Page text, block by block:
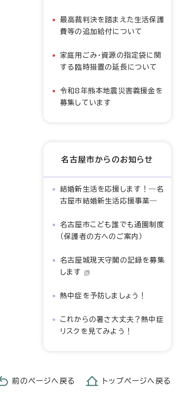
最高裁判決を踏まえた生活保護
費等の追加給付について
家庭用ごみ・資源の指定袋に関
する臨時措置の延長について
令和8年熊本地震災害義援金を
募集しています
名古屋市からのお知らせ
結婚新生活を応援します！―名
古屋市結婚新生活応援事業―
名古屋市こども誰でも通園制度
（保護者の方へのご案内）
名古屋城現天守閣の記録を募集
します
熱中症を予防しましょう！
これからの暑さ大丈夫？熱中症
リスクを見てみよう！
前のページへ戻る トップページへ戻る